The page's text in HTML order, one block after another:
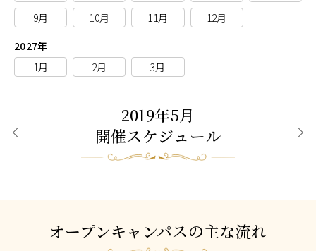
9月
10月 11月
12月
2027年
1月
2月 3月
2019年5月
開催スケジュール
オープンキャンパスの主な流れ